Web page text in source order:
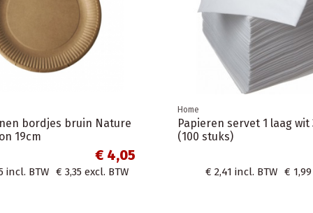
karton 120ml
Deksel wit voor Coffee to go beker
80mm 240ml 8oz-50 stuks
incl. BTW € 2,49 excl. BTW